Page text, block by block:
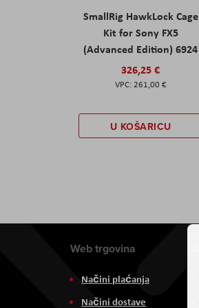
SmallRig HawkLock Cage
Kit for Sony FX5
(Advanced Edition) 6924
326,25 €
261,00 €
U KOŠARICU
Web trgovina
Načini plaćanja
Načini dostave